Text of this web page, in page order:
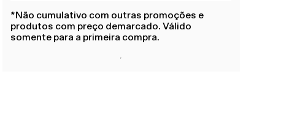
*Não cumulativo com outras promoções e
produtos com preço demarcado. Válido
somente para a primeira compra.